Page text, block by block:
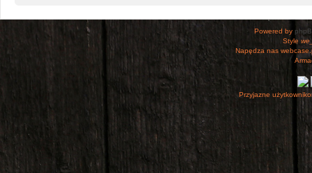
Powered by
Style
Napędza nas
Przyjazne